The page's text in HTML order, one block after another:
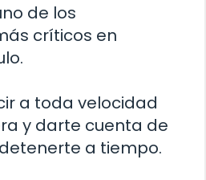
de los
críticos en
a toda velocidad
y darte cuenta de
a tiempo.